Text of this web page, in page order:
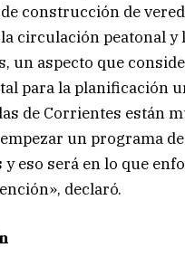
construcción de
circulación peatonal y
un aspecto que
para la planificación
de Corrientes están
un programa
y eso será en lo que
declaró.